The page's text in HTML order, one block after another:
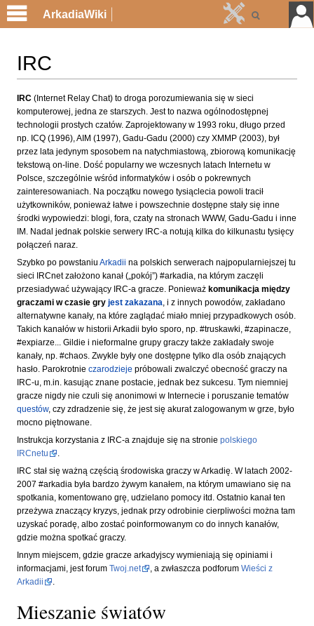
IRC
Przejdź
do
nawigacji
Przejdź
do
wyszukiwania
IRC (Internet Relay Chat) to droga porozumiewania się w sieci
komputerowej, jedna ze starszych. Jest to nazwa ogólnodostępnej
technologii prostych czatów. Zaprojektowany w 1993 roku, długo przed
np. ICQ (1996), AIM (1997), Gadu-Gadu (2000) czy XMMP (2003), był
przez lata jedynym sposobem na natychmiastową, zbiorową komunikację
tekstową on-line. Dość popularny we wczesnych latach Internetu w
Polsce, szczególnie wśród informatyków i osób o pokrewnych
zainteresowaniach. Na początku nowego tysiąclecia powoli tracił
użytkowników, ponieważ łatwe i powszechnie dostępne stały się inne
środki wypowiedzi: blogi, fora, czaty na stronach WWW, Gadu-Gadu i inne
IM. Nadal jednak polskie serwery IRC-a notują kilka do kilkunastu tysięcy
połączeń naraz.
Szybko po powstaniu Arkadii na polskich serwerach najpopularniejszej tu
sieci IRCnet założono kanał („pokój”) #arkadia, na którym zaczęli
przesiadywać używający IRC-a gracze. Ponieważ komunikacja między
graczami w czasie gry jest zakazana , i z innych powodów, zakładano
alternatywne kanały, na które zaglądać miało mniej przypadkowych osób.
Takich kanałów w historii Arkadii było sporo, np. #truskawki, #zapinacze,
#expiarze... Gildie i nieformalne grupy graczy także zakładały swoje
kanały, np. #chaos. Zwykle były one dostępne tylko dla osób znających
hasło. Parokrotnie czarodzieje próbowali zwalczyć obecność graczy na
IRC-u, m.in. kasując znane postacie, jednak bez sukcesu. Tym niemniej
gracze nigdy nie czuli się anonimowi w Internecie i poruszanie tematów
questów, czy zdradzenie się, że jest się akurat zalogowanym w grze, było
mocno piętnowane.
Instrukcja korzystania z IRC-a znajduje się na stronie polskiego
IRCnetu
IRC stał się ważną częścią środowiska graczy w Arkadię. W latach 2002-
2007 #arkadia była bardzo żywym kanałem, na którym umawiano się na
spotkania, komentowano grę, udzielano pomocy itd. Ostatnio kanał ten
przeżywa znaczący kryzys, jednak przy odrobinie cierpliwości można tam
uzyskać poradę, albo zostać poinformowanym co do innych kanałów,
gdzie można spotkać graczy.
Innym miejscem, gdzie gracze arkadyjscy wymieniają się opiniami i
informacjami, jest forum Twoj.net , a zwłaszcza podforum Wieści z
Arkadii
.
Mieszanie światów
ArkadiaWiki